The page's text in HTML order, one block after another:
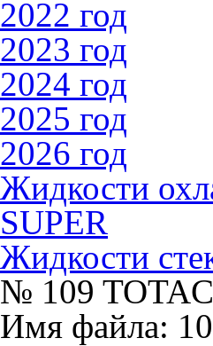
2022 год
2023 год
2024 год
2025 год
2026 год
Жидкости
SUPER
Жидкости
№ 109
Имя файла: